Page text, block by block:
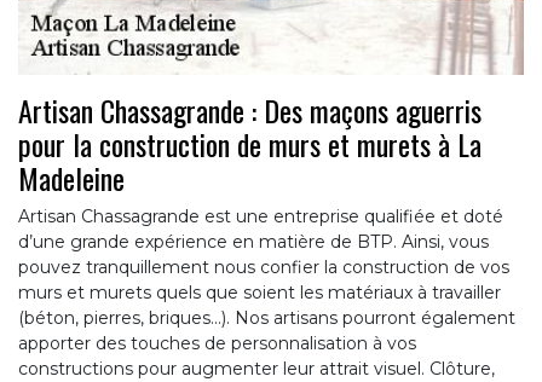
Artisan Chassagrande : Des maçons aguerris
pour la construction de murs et murets à La
Madeleine
Artisan Chassagrande est une entreprise qualifiée et doté
d’une grande expérience en matière de BTP. Ainsi, vous
pouvez tranquillement nous confier la construction de vos
murs et murets quels que soient les matériaux à travailler
(béton, pierres, briques…). Nos artisans pourront également
apporter des touches de personnalisation à vos
constructions pour augmenter leur attrait visuel. Clôture,